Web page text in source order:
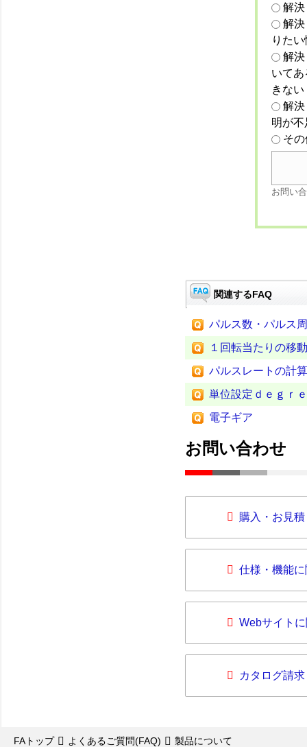
解
解
りた
解
いて
きない
解
明が
そ
お問い
関連するFAQ
パルス数・パルス
１回転当たりの移
パルスレートの計
単位設定ｄｅｇｒ
電子ギア
お問い合わせ
購入・お見
仕様・機能
Webサイト
カタログ請求
FAトップ よくあるご質問(FAQ)
製品について